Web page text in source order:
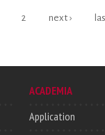
2 next ›
ACADEMIA
Application